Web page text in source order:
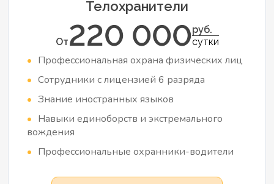
Телохранители
От220 000руб.
сутки
Профессиональная охрана физических лиц
Сотрудники с лицензией 6 разряда
Знание иностранных языков
Навыки единоборств и экстремального
вождения
Профессиональные охранники-водители